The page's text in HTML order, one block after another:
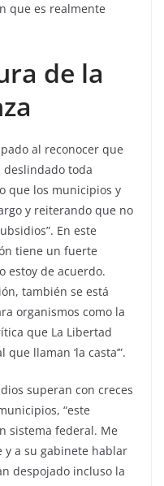
que es realmente
de la
al reconocer que
deslindado toda
que los municipios y
y reiterando que no
En este
tiene un fuerte
estoy de acuerdo.
también se está
organismos como la
que La Libertad
llaman ‘la casta’”.
superan con creces
“este
sistema federal. Me
y a su gabinete hablar
despojado incluso la